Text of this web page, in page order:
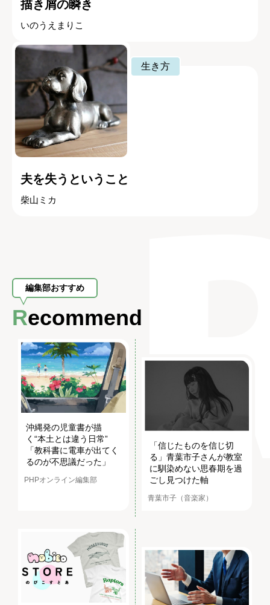
描き屑の瞬き
いのうえまりこ
生き方
夫を失うということ
柴山ミカ
編集部おすすめ
Recommend
沖縄発の児童書が描
く“本土とは違う日常”
「教科書に電車が出てく
るのが不思議だった」
PHPオンライン編集部
「信じたものを信じ切
る」青葉市子さんが教室
に馴染めない思春期を過
ごし見つけた軸
青葉市子（音楽家）